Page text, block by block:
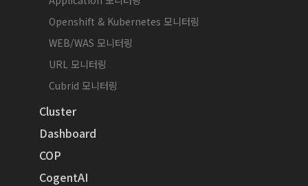
Openshift & Kubernetes 모니터링
WEB/WAS 모니터링
URL 모니터링
Cubrid 모니터링
Cluster
Dashboard
COP
CogentAI